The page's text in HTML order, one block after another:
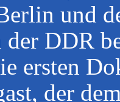
und
der DDR
ersten
der